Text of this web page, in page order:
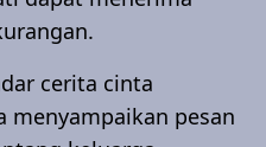
cerita cinta
menyampaikan pesan